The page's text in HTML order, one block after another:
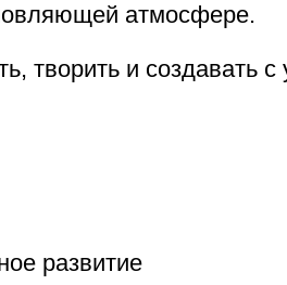
атмосфере.
творить и создавать
развитие